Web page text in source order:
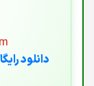
دانلود